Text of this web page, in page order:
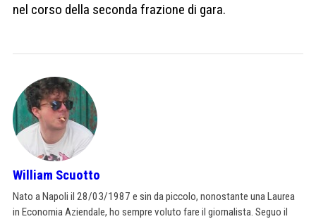
nel corso della seconda frazione di gara.
William Scuotto
Nato a Napoli il 28/03/1987 e sin da piccolo, nonostante una Laurea
in Economia Aziendale, ho sempre voluto fare il giornalista. Seguo il